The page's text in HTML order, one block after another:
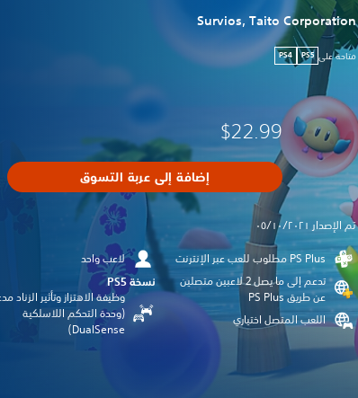
Survios, Taito Corporation
متاحة على PS5
PS4
$22.99
إضافة إلى عربة التسوق
تم الإصدار ٠٥/١٠/٢٠٢١
تدعم إلى ما يصل 2 لاعبين متصلين
عن طريق PS Plus‏
اللعب المتصل اختياري
لاعب واحد
نسخة PS5‏
وظيفة الاهتزاز وتأثير الزناد
(وحدة التحكم اللاسلكية
DualSense‏)